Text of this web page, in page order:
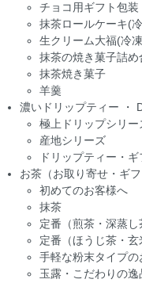
チョコ用ギフト包装
抹茶ロールケーキ(冷
生クリーム大福(冷凍
抹茶の焼き菓子詰め
抹茶焼き菓子
羊羹
濃いドリップティー ・
極上ドリップシリー
産地シリーズ
ドリップティー・ギ
お茶（お取り寄せ・ギ
初めてのお客様へ
抹茶
定番（煎茶・深蒸し
定番（ほうじ茶・玄
手軽な粉末タイプの
玉露・こだわりの逸